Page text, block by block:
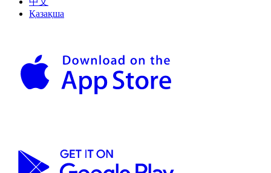
Қазақша